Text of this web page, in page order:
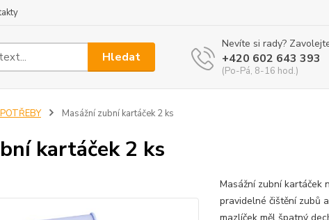
Hledat
Nevíte si rady?
+420 602 643 393
(Po-Pá, 8-16 hod.)
Masážní zubní kartáček 2 ks
kartáček 2 ks
Masážní zubní kartáček
pravidelné čištění zubů